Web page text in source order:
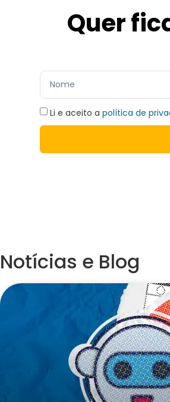
Quer
Li e aceito a política de
Notícias e Blog